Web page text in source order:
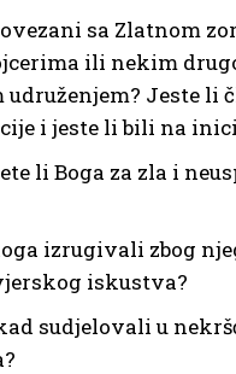
sa Zlatnom
ili nekim
Jeste li
i jeste li bili na
li Boga za zla i
izrugivali zbog
iskustva?
sudjelovali u